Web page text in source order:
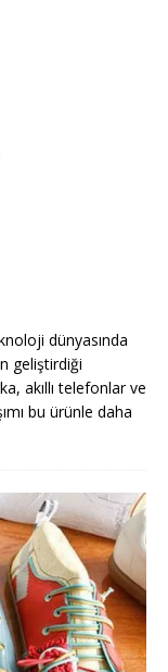
dünyasında
geliştirdiği
akıllı telefonlar ve
bu ürünle daha